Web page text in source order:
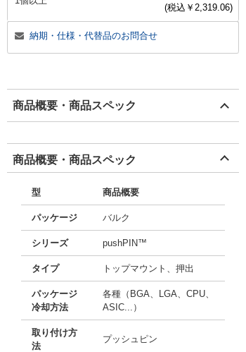
(税込￥ 2,319.06)
納期・仕様・代替品のお問合せ
商品概要・商品スペック
商品概要・商品スペック
型 商品概要
パッケージ バルク
シリーズ pushPIN™
タイプ トップマウント、押出
パッケージ
冷却方法
各種（BGA、LGA、CPU、
ASIC...）
取り付け方
法
プッシュピン